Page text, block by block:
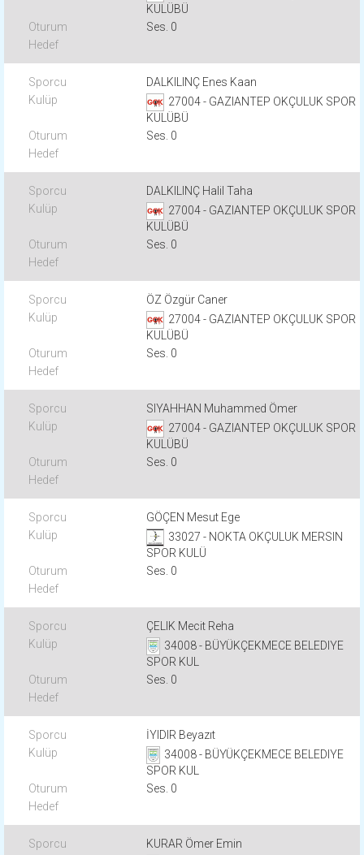
KULÜBÜ
Ses. 0
DALKILINÇ Enes Kaan
27004 - GAZIANTEP OKÇULUK SPOR
KULÜBÜ
Ses. 0
DALKILINÇ Halil Taha
27004 - GAZIANTEP OKÇULUK SPOR
KULÜBÜ
Ses. 0
ÖZ Özgür Caner
27004 - GAZIANTEP OKÇULUK SPOR
KULÜBÜ
Ses. 0
SIYAHHAN Muhammed Ömer
27004 - GAZIANTEP OKÇULUK SPOR
KULÜBÜ
Ses. 0
GÖÇEN Mesut Ege
33027 - NOKTA OKÇULUK MERSIN
SPOR KULÜ
Ses. 0
ÇELIK Mecit Reha
34008 - BÜYÜKÇEKMECE BELEDIYE
SPOR KUL
Ses. 0
İYIDIR Beyazıt
34008 - BÜYÜKÇEKMECE BELEDIYE
SPOR KUL
Ses. 0
KURAR Ömer Emin